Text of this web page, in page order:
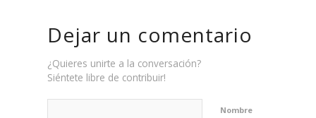
Dejar un comentario
¿Quieres unirte a la conversación?
Siéntete libre de contribuir!
Nombre